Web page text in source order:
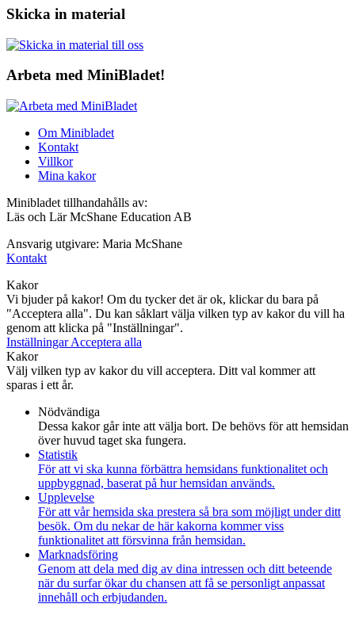
Skicka in material
Arbeta med MiniBladet!
Om Minibladet
Kontakt
Villkor
Mina kakor
Minibladet tillhandahålls av:
Läs och Lär McShane Education AB
Ansvarig utgivare: Maria McShane
Kontakt
Kakor
Vi bjuder på kakor! Om du tycker det är ok, klickar du bara på
"Acceptera alla". Du kan såklart välja vilken typ av kakor du vill ha
genom att klicka på "Inställningar".
InställningarAcceptera alla
Kakor
Välj vilken typ av kakor du vill acceptera. Ditt val kommer att
sparas i ett år.
Nödvändiga
Dessa kakor går inte att välja bort. De behövs för att hemsidan
över huvud taget ska fungera.
Statistik
För att vi ska kunna förbättra hemsidans funktionalitet och
uppbyggnad, baserat på hur hemsidan används.
Upplevelse
För att vår hemsida ska prestera så bra som möjligt under ditt
besök. Om du nekar de här kakorna kommer viss
funktionalitet att försvinna från hemsidan.
Marknadsföring
Genom att dela med dig av dina intressen och ditt beteende
när du surfar ökar du chansen att få se personligt anpassat
innehåll och erbjudanden.